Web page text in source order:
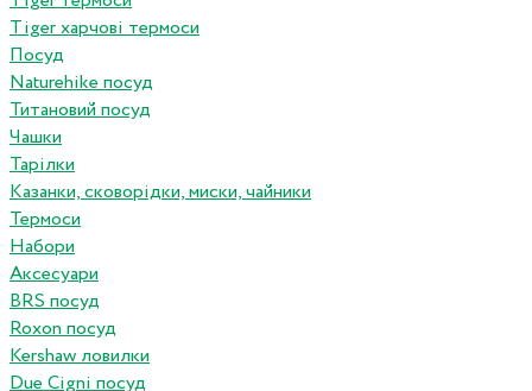
Tiger харчові термоси
Посуд
Naturehike посуд
Титановий посуд
Чашки
Тарілки
Казанки, сковорідки, миски, чайники
Термоси
Набори
Аксесуари
BRS посуд
Roxon посуд
Kershaw ловилки
Due Cigni посуд